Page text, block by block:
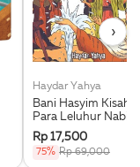
Haydar Yahya
Bani Hasyim Kisah
Para Leluhur Nabi
Muhammad Saw.
Rp 17,500
75% Rp 69,000
›